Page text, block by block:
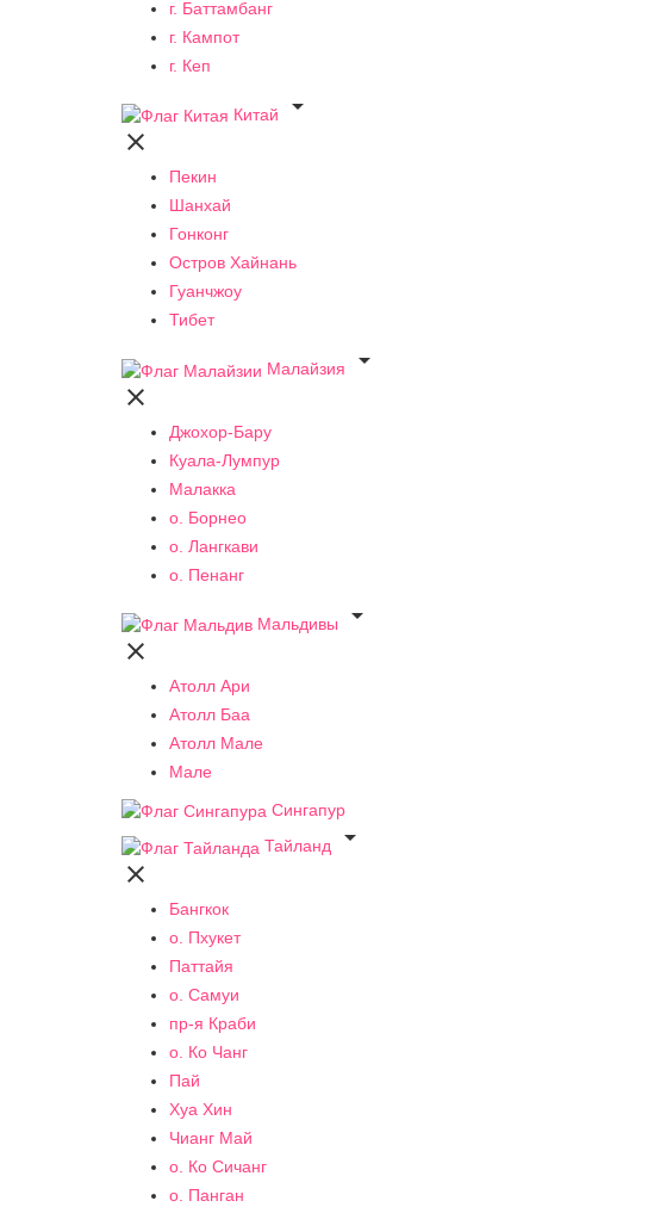
г. Баттамбанг
г. Кампот
г. Кеп
Китай


Пекин
Шанхай
Гонконг
Остров Хайнань
Гуанчжоу
Тибет
Малайзия


Джохор-Бару
Куала-Лумпур
Малакка
о. Борнео
о. Лангкави
о. Пенанг
Мальдивы


Атолл Ари
Атолл Баа
Атолл Мале
Мале
Сингапур
Тайланд


Бангкок
о. Пхукет
Паттайя
о. Самуи
пр-я Краби
о. Ко Чанг
Пай
Хуа Хин
Чианг Май
о. Ко Сичанг
о. Панган